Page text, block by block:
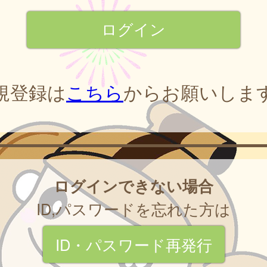
登録はこちらからお願いしま
ログインできない場合
ID,パスワードを忘れた方は
ID・パスワード再発行